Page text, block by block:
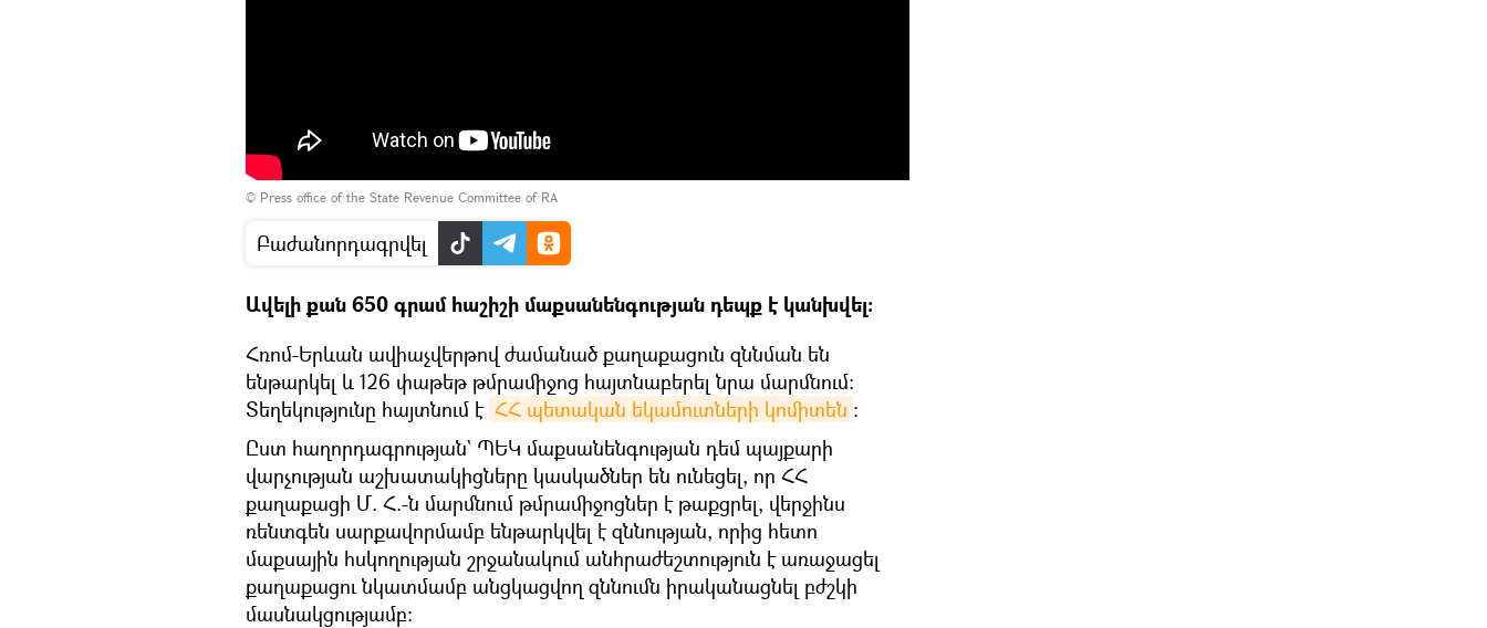
© Press office of the State Revenue Committee of RA
Բաժանորդագրվել
Ավելի քան 650 գրամ հաշիշի մաքսանենգության դեպք է կանխվել։
Հռոմ-Երևան ավիաչվերթով ժամանած քաղաքացուն զննման են
ենթարկել և 126 փաթեթ թմրամիջոց հայտնաբերել նրա մարմնում։
Տեղեկությունը հայտնում է ՀՀ պետական եկամուտների կոմիտեն ։
Ըստ հաղորդագրության` ՊԵԿ մաքսանենգության դեմ պայքարի
վարչության աշխատակիցները կասկածներ են ունեցել, որ ՀՀ
քաղաքացի Մ. Հ.-ն մարմնում թմրամիջոցներ է թաքցրել, վերջինս
ռենտգեն սարքավորմամբ ենթարկվել է զննության, որից հետո
մաքսային հսկողության շրջանակում անհրաժեշտություն է առաջացել
քաղաքացու նկատմամբ անցկացվող զննումն իրականացնել բժշկի
մասնակցությամբ: